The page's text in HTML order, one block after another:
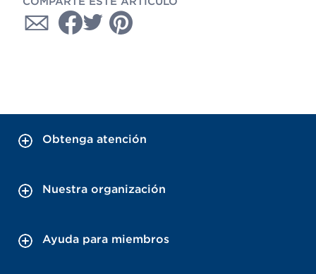
Obtenga atención
Nuestra organización
Ayuda para miembros